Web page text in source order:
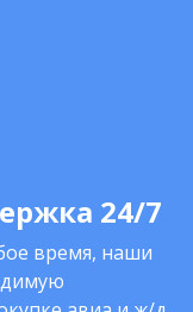
24/7
время, наши